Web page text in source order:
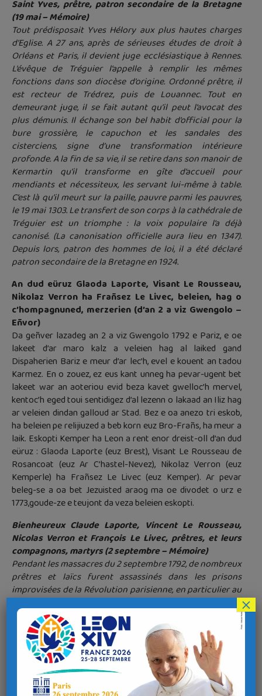
Saint Yves, prêtre, patron secondaire de la Bretagne
(19 mai – Mémoire)
Tout prédisposait Yves Hélory aux plus hautes charges
d’Eglise. A 27 ans, après de sérieuses études de droit à
Orléans et Paris, il devient juge ecclésiastique à Rennes.
L’évêque de Tréguier l’appelle à remplir les mêmes
fonctions dans son diocèse d’origine. Ordonné prêtre, il
est recteur de Trédrez, puis de Louannec. Tout en
demeurant juge, il se fait autant qu’il peut l’avocat des
plus démunis. Il échange son bel habit d’official pour la
bure grossière, le capuchon et les sandales des
cisterciens, signe d’une transformation intérieure
profonde. A la fin de sa vie, il se retire dans son manoir de
Kermartin qu’il transforme en gîte d’accueil pour
mendiants et nécessiteux, les servant lui-même à table.
C’est là qu’il meurt sur la paille, pauvre parmi les pauvres,
le 19 mai 1303. Le transfert de son corps à la cathédrale de
Tréguier est un triomphe : la voix populaire l’a déjà
canonisé. (La canonisation officielle aura lieu en 1347).
Depuis lors, patron des hommes de loi, il a été déclaré
patron secondaire de la Bretagne en 1924.
An dud eüruz Glaoda Laporte, Visant Le Rousseau,
Nikolaz Verron ha Frañsez Le Livec, beleien, hag o
c’hompagnuned, merzerien (d’an 2 a viz Gwengolo –
Eñvor)
Da geñver lazadeg an 2 a viz Gwengolo 1792 e Pariz, e oe
lakeet d’ar maro kalz a veleien hag al laiked gand
Dispaherien Bariz e meur d’ar lec’h, evel e kouent an tadou
Karmez. En o zouez, ez eus kant unneg ha pevar-ugent bet
lakeet war an aoteriou evid beza kavet gwelloc’h mervel,
kentoc’h eged toui sentidigez d’al lezenn o lakaad an Iliz hag
ar veleien dindan galloud ar Stad. Bez e oa anezo tri eskob,
ha beleien pe relijiuzed a beb korn euz Bro-Frañs, ha meur a
laik. Eskopti Kemper ha Leon a rent enor dreist-oll d’an dud
eüruz : Glaoda Laporte (euz Brest), Visant Le Rousseau de
Rosancoat (euz Ar C’hastel-Nevez), Nikolaz Verron (euz
Kemperle) ha Frañsez Le Livec (euz Kemper). Ar pevar
beleg-se a oa bet Jezuisted araog ma oe divodet o urz e
1773,goude-ze e teujont da veza beleien eskopti.
Bienheureux Claude Laporte, Vincent Le Rousseau,
Nicolas Verron et François Le Livec, prêtres, et leurs
compagnons, martyrs (2 septembre – Mémoire)
Pendant les massacres du 2 septembre 1792, de nombreux
prêtres et laïcs furent assassinés dans les prisons
improvisées de la Révolution parisienne, en particulier au
couvent des Carmes. Cent quatre-vingt-onze d’entre eux
– trois évêques, des prêtres, séculiers ou religieux, et
plusieurs laïcs – provenant de toutes les provinces de
France ont été reconnus martyrs pour avoir préféré
mourir plutôt que de prêter serment à la Constitution
Civile du Clergé. Parmi ces martyrs de septembre, le
diocèse de Quimper et Léon honore plus
particulièrement les Bienheureux Claude Laporte (de
×